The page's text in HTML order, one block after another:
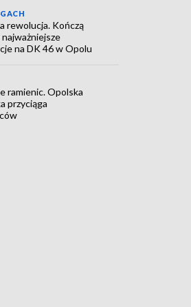
rewolucja. Kończą
na DK 46 w Opolu
ramienic. Opolska
przyciąga